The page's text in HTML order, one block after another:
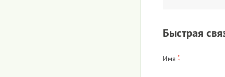
Быстрая
*
Имя